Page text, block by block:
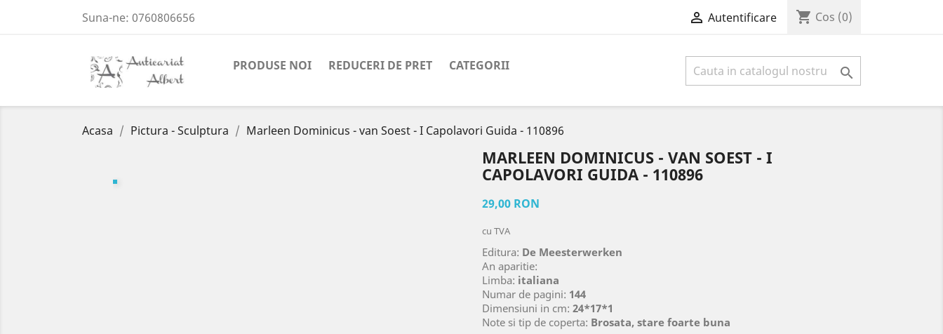
Suna-ne: 0760806656  Autentificare shopping_cart Cos (0)
PRODUSE NOI REDUCERI DE PRET CATEGORII 
Acasa Pictura - Sculptura Marleen Dominicus - van Soest - I Capolavori Guida - 110896
MARLEEN DOMINICUS - VAN SOEST - I
CAPOLAVORI GUIDA - 110896
29,00 RON
cu TVA
Editura: De Meesterwerken
An aparitie:
Limba: italiana
Numar de pagini: 144
Dimensiuni in cm: 24*17*1
Note si tip de coperta: Brosata, stare foarte buna